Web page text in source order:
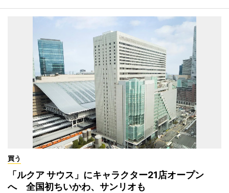
買う
「ルクア サウス」にキャラクター21店オープン
へ 全国初ちいかわ、サンリオも